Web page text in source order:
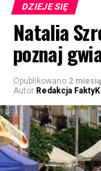
DZIEJE SIĘ
Natalia
poznaj
Opublikowano 2
Autor Redakcja